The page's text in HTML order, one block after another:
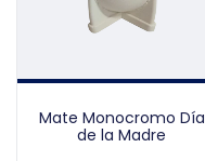
Mate Monocromo Día
de la Madre